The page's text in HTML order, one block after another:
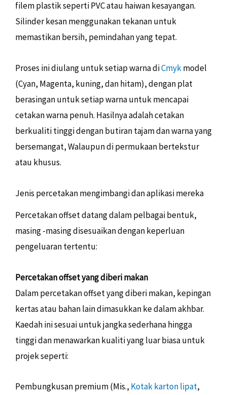
filem plastik seperti PVC atau haiwan kesayangan.
Silinder kesan menggunakan tekanan untuk
memastikan bersih, pemindahan yang tepat.
Proses ini diulang untuk setiap warna diCmykmodel
(Cyan, Magenta, kuning, dan hitam), dengan plat
berasingan untuk setiap warna untuk mencapai
cetakan warna penuh. Hasilnya adalah cetakan
berkualiti tinggi dengan butiran tajam dan warna yang
bersemangat, Walaupun di permukaan bertekstur
atau khusus.
Jenis percetakan mengimbangi dan aplikasi mereka
Percetakan offset datang dalam pelbagai bentuk,
masing -masing disesuaikan dengan keperluan
pengeluaran tertentu:
Percetakan offset yang diberi makan
Dalam percetakan offset yang diberi makan, kepingan
kertas atau bahan lain dimasukkan ke dalam akhbar.
Kaedah ini sesuai untuk jangka sederhana hingga
tinggi dan menawarkan kualiti yang luar biasa untuk
projek seperti:
Pembungkusan premium (Mis., Kotak karton lipat,